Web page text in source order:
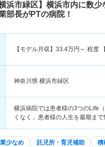
浜市緑区】横浜市内に数
部長がPTの病院！
【モデル月収】 33.4万円～ 程度
神奈川県 横浜市緑区
横浜病院では患者様の3つのLife
くなく」患者様の人生を最期ま
少なめ 託児所・育児補助 積